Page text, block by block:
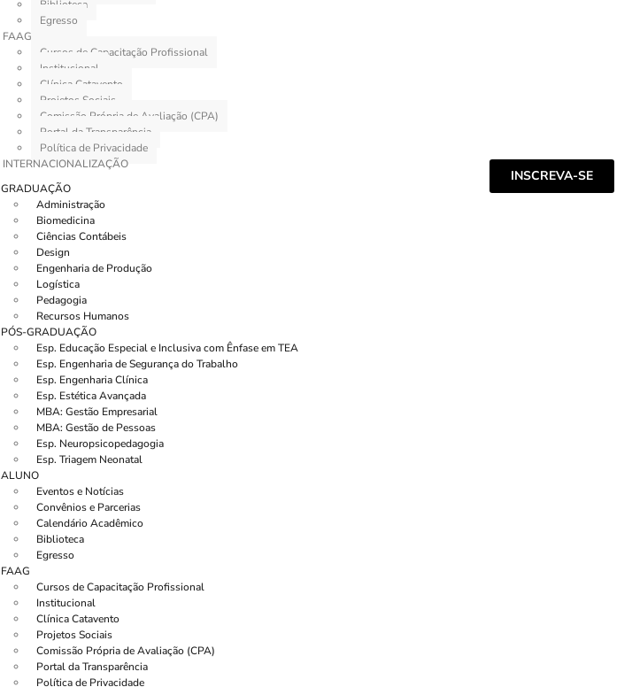
Biblioteca
Egresso
FAAG
Cursos de Capacitação Profissional
Institucional
Clínica Catavento
Projetos Sociais
Comissão Própria de Avaliação (CPA)
Portal da Transparência
Política de Privacidade
INTERNACIONALIZAÇÃO
GRADUAÇÃO
Administração
Biomedicina
Ciências Contábeis
Design
Engenharia de Produção
Logística
Pedagogia
Recursos Humanos
PÓS-GRADUAÇÃO
Esp. Educação Especial e Inclusiva com Ênfase em TEA
Esp. Engenharia de Segurança do Trabalho
Esp. Engenharia Clínica
Esp. Estética Avançada
MBA: Gestão Empresarial
MBA: Gestão de Pessoas
Esp. Neuropsicopedagogia
Esp. Triagem Neonatal
ALUNO
Eventos e Notícias
Convênios e Parcerias
Calendário Acadêmico
Biblioteca
Egresso
FAAG
Cursos de Capacitação Profissional
Institucional
Clínica Catavento
Projetos Sociais
Comissão Própria de Avaliação (CPA)
Portal da Transparência
Política de Privacidade
INSCREVA-SE